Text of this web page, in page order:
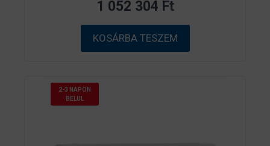
5
b
ő
l
1 052 304 Ft
KOSÁRBA TESZEM
2-3 NAPON
BELÜL